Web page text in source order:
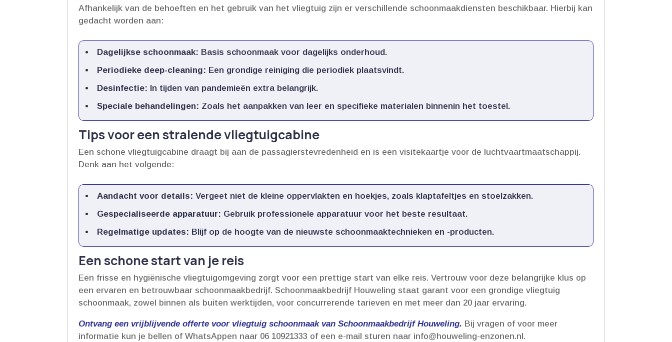
Afhankelijk van de behoeften en het gebruik van het vliegtuig zijn er verschillende schoonmaakdiensten beschikbaar.​ Hierbij kan
gedacht worden aan:
Dagelijkse schoonmaak: Basis schoonmaak voor dagelijks onderhoud.​
Periodieke deep-cleaning: Een grondige reiniging die periodiek plaatsvindt.​
Desinfectie: In tijden van pandemieën extra belangrijk.​
Speciale behandelingen: Zoals het aanpakken van leer en specifieke materialen binnenin het toestel.​
Tips voor een stralende vliegtuigcabine
Een schone vliegtuigcabine draagt bij aan de passagierstevredenheid en is een visitekaartje voor de luchtvaartmaatschappij.​
Denk aan het volgende:
Aandacht voor details: Vergeet niet de kleine oppervlakten en hoekjes, zoals klaptafeltjes en stoelzakken.​
Gespecialiseerde apparatuur: Gebruik professionele apparatuur voor het beste resultaat.​
Regelmatige updates: Blijf op de hoogte van de nieuwste schoonmaaktechnieken en -producten.​
Een schone start van je reis
Een frisse en hygiënische vliegtuigomgeving zorgt voor een prettige start van elke reis.​ Vertrouw voor deze belangrijke klus op
een ervaren en betrouwbaar schoonmaakbedrijf.​ Schoonmaakbedrijf Houweling staat garant voor een grondige vliegtuig
schoonmaak, zowel binnen als buiten werktijden, voor concurrerende tarieven en met meer dan 20 jaar ervaring.​
Ontvang een vrijblijvende offerte voor vliegtuig schoonmaak van Schoonmaakbedrijf Houweling.​ Bij vragen of voor meer
informatie kun je bellen of WhatsAppen naar 06 10921333 of een e-mail sturen naar info@houweling-enzonen.​nl.​